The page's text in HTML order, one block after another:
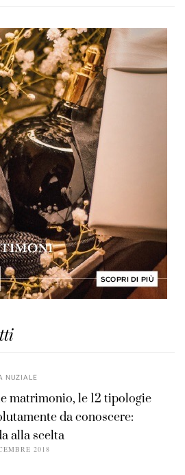
NUZIALE
matrimonio, le 12 tipologie
da conoscere:
alla scelta
2018